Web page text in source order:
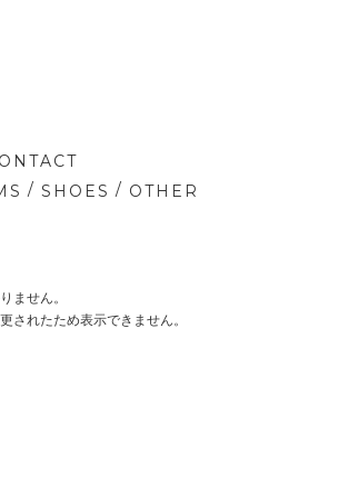
/ SHOES / OTHER
ません。
されたため表示できません。